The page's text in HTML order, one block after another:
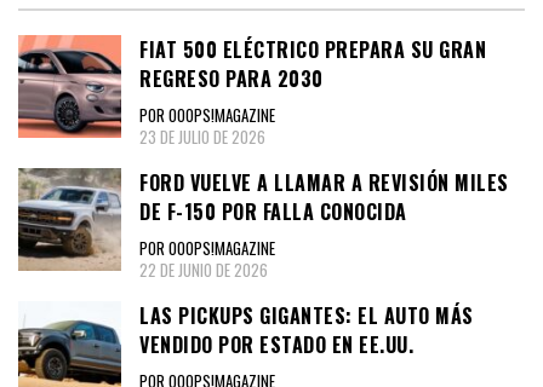
FIAT 500 ELÉCTRICO PREPARA SU GRAN
REGRESO PARA 2030
POR OOOPS!MAGAZINE
23 DE JULIO DE 2026
FORD VUELVE A LLAMAR A REVISIÓN MILES
DE F-150 POR FALLA CONOCIDA
POR OOOPS!MAGAZINE
22 DE JUNIO DE 2026
LAS PICKUPS GIGANTES: EL AUTO MÁS
VENDIDO POR ESTADO EN EE.UU.
POR OOOPS!MAGAZINE